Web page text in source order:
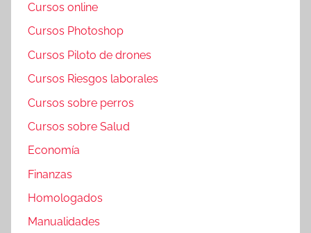
Cursos online
Cursos Photoshop
Cursos Piloto de drones
Cursos Riesgos laborales
Cursos sobre perros
Cursos sobre Salud
Economía
Finanzas
Homologados
Manualidades